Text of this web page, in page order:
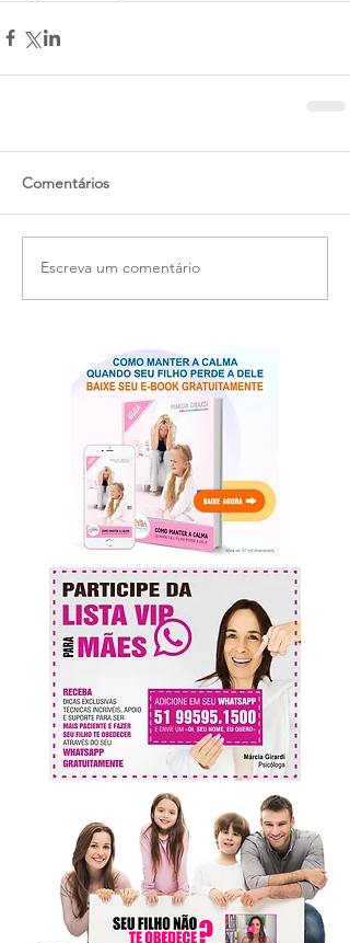
Comentários
Escreva um comentário